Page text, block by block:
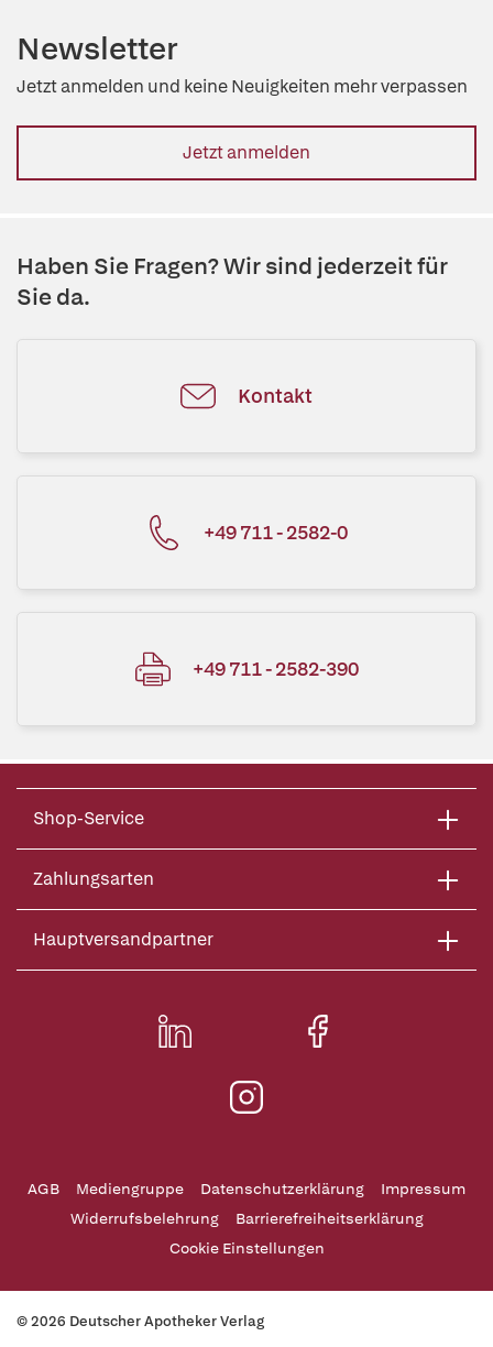
Newsletter
Jetzt anmelden und keine Neuigkeiten mehr verpassen
Jetzt anmelden
Haben Sie Fragen? Wir sind jederzeit für
Sie da.
Kontakt
+49 711 - 2582-0
+49 711 - 2582-390
Shop-Service
Zahlungsarten
Hauptversandpartner
AGB Mediengruppe Datenschutzerklärung
Impressum
Widerrufsbelehrung
Barrierefreiheitserklärung
Cookie Einstellungen
© 2026 Deutscher Apotheker Verlag